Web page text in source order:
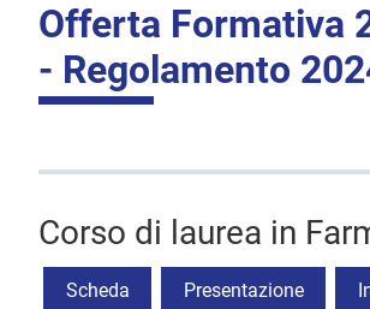
Offerta Formativa
- Regolamento
Corso di laurea in
Scheda Presentazione